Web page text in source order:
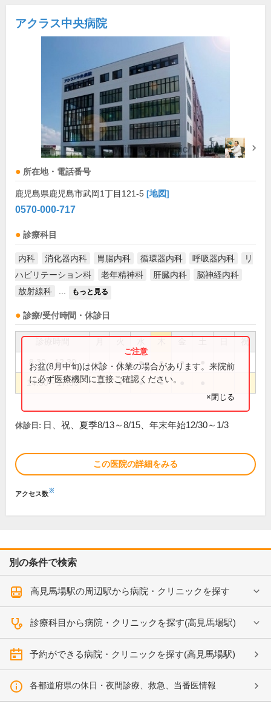
アクラス中央病院
所在地・電話番号
鹿児島県鹿児島市武岡1丁目121-5 [地図]
0570-000-717
診療科目
内科 消化器内科 胃腸内科 循環器内科 呼吸器内科
リ
ハビリテーション科
老年精神科 肝臓内科
脳神経内科
放射線科
もっと見る
診療/受付時間・休診日
祝
8:30～12:30 ● ● ● ● ●
14:30～17:30 ● ● ● ●
お盆(8月中旬)は休診・休業の場合があります。来院前
に必ず医療機関に直接ご確認ください。
×閉じる
休診日: 日、祝、夏季8/13～8/15、年末年始12/30～1/3
この医院の詳細をみる
アクセス数※
別の条件で検索
高見馬場駅の周辺駅から病院・クリニックを探す
診療科目から病院・クリニックを探す(高見馬場駅)
予約ができる病院・クリニックを探す(高見馬場駅)
各都道府県の休日・夜間診療、救急、当番医情報